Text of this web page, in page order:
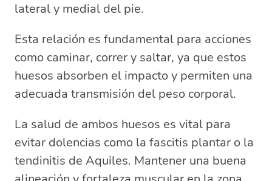
lateral y medial del pie.
Esta relación es fundamental para acciones
como caminar, correr y saltar, ya que estos
huesos absorben el impacto y permiten una
adecuada transmisión del peso corporal.
La salud de ambos huesos es vital para
evitar dolencias como la fascitis plantar o la
tendinitis de Aquiles. Mantener una buena